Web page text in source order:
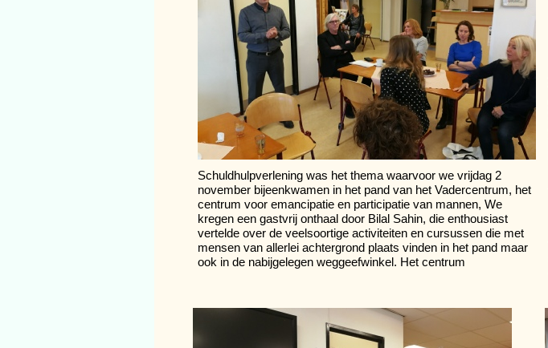
Schuldhulpverlening was het thema waarvoor we vrijdag 2
november bijeenkwamen in het pand van het Vadercentrum, het
centrum voor emancipatie en participatie van mannen, We
kregen een gastvrij onthaal door Bilal Sahin, die enthousiast
vertelde over de veelsoortige activiteiten en cursussen die met
mensen van allerlei achtergrond plaats vinden in het pand maar
ook in de nabijgelegen weggeefwinkel. Het centrum